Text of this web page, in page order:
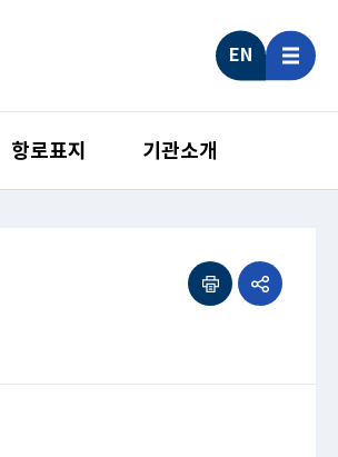
EN
항로표지 기관소개
인쇄하기공유하기